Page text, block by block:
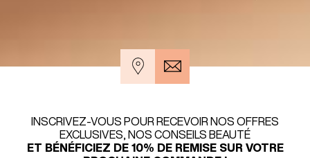
INSCRIVEZ-VOUS POUR RECEVOIR NOS OFFRES
EXCLUSIVES, NOS CONSEILS BEAUTÉ
ET BÉNÉFICIEZ DE 10% DE REMISE SUR VOTRE